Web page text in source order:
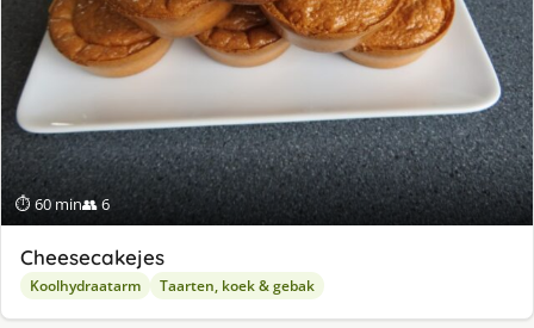
⏱ 60 min👥 6
Cheesecakejes
Koolhydraatarm Taarten, koek & gebak